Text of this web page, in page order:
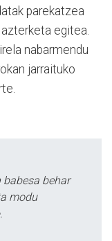
parekatzea
egitea.
nabarmendu
jarraituko
babesa behar
modu